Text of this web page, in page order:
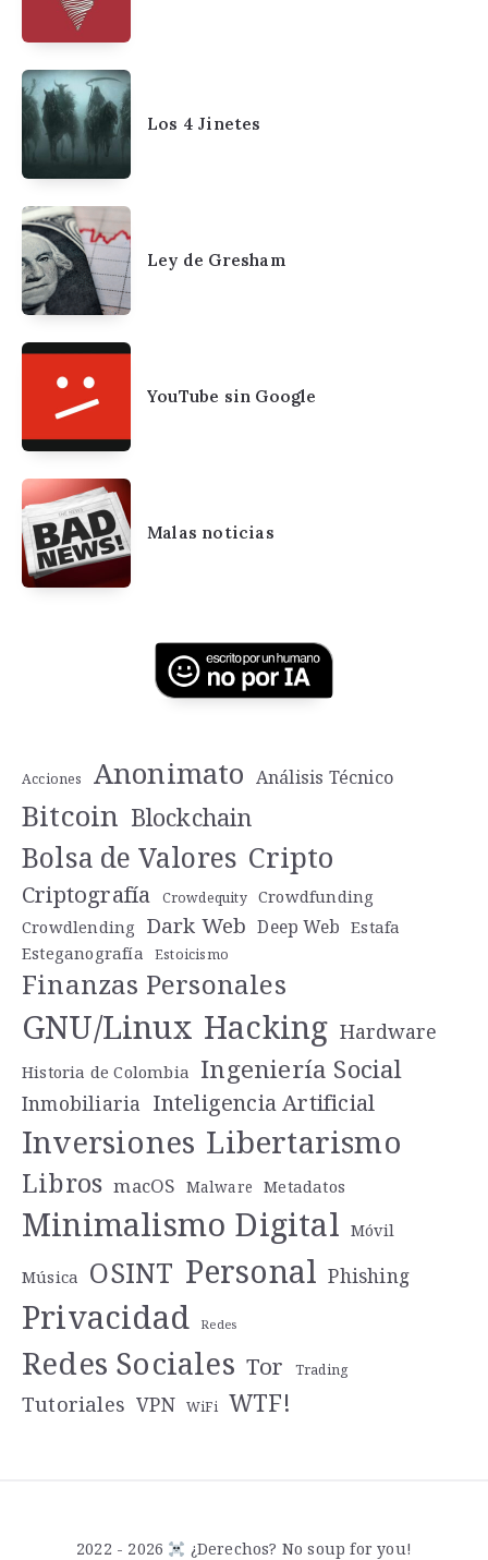
Los 4 Jinetes
Ley de Gresham
YouTube sin Google
Malas noticias
Acciones Anonimato Análisis Técnico
Bitcoin Blockchain
Bolsa de Valores Cripto
Criptografía Crowdequity
Crowdfunding
Crowdlending Dark Web Deep Web Estafa
Esteganografía
Estoicismo
Finanzas Personales
GNU/Linux Hacking Hardware
Historia de Colombia Ingeniería Social
Inmobiliaria Inteligencia Artificial
Inversiones Libertarismo
Libros macOS Malware Metadatos
Minimalismo Digital Móvil
Música OSINT Personal Phishing
Privacidad Redes
Redes Sociales Tor Trading
Tutoriales VPN WiFi WTF!
2022 - 2026 ¿Derechos? No soup for you!